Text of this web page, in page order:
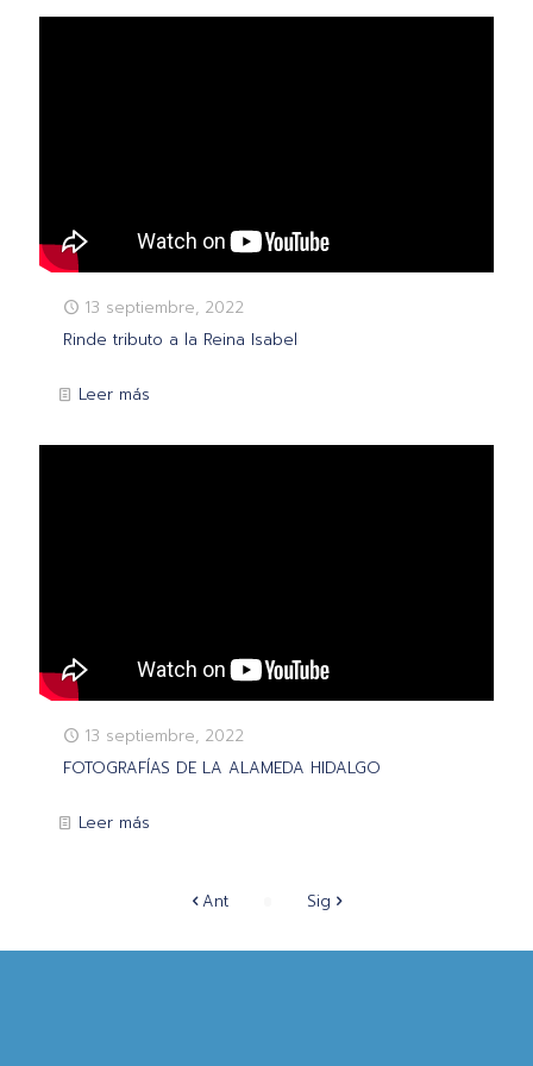
13 septiembre, 2022
Rinde tributo a la Reina Isabel
Leer más
13 septiembre, 2022
FOTOGRAFÍAS DE LA ALAMEDA HIDALGO
Leer más
Ant Sig